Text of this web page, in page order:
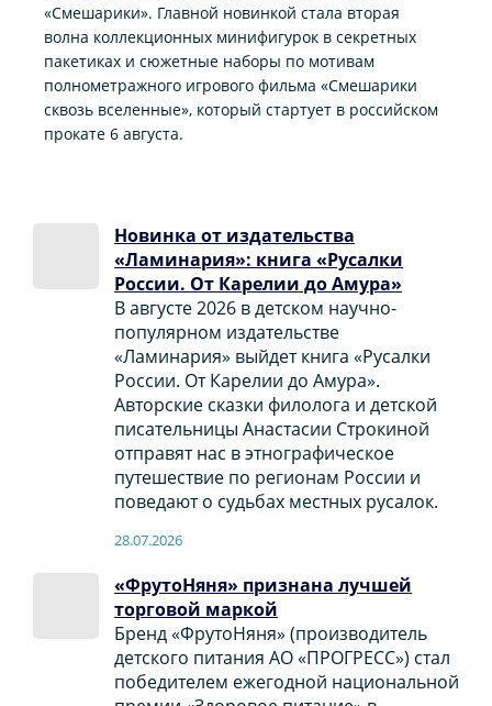
«Смешарики». Главной новинкой стала вторая
волна коллекционных минифигурок в секретных
пакетиках и сюжетные наборы по мотивам
полнометражного игрового фильма «Смешарики
сквозь вселенные», который стартует в российском
прокате 6 августа.
Новинка от издательства
«Ламинария»: книга «Русалки
России. От Карелии до Амура»
В августе 2026 в детском научно-
популярном издательстве
«Ламинария» выйдет книга «Русалки
России. От Карелии до Амура».
Авторские сказки филолога и детской
писательницы Анастасии Строкиной
отправят нас в этнографическое
путешествие по регионам России и
поведают о судьбах местных русалок.
28.07.2026
«ФрутоНяня» признана лучшей
торговой маркой
Бренд «ФрутоНяня» (производитель
детского питания АО «ПРОГРЕСС») стал
победителем ежегодной национальной